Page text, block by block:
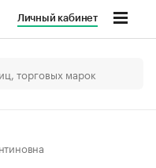
Личный кабинет